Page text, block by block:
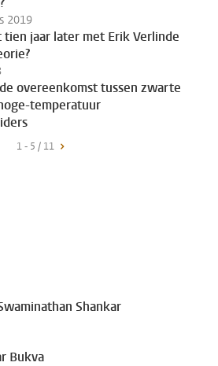
2019
tien jaar later met Erik Verlinde
overeenkomst tussen zwarte
temperatuur
1 - 5 / 11
Shankar
Bukva